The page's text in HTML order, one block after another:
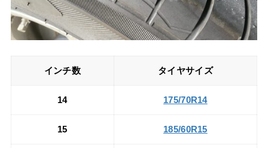
インチ数 タイヤサイズ
14 175/70R14
15 185/60R15